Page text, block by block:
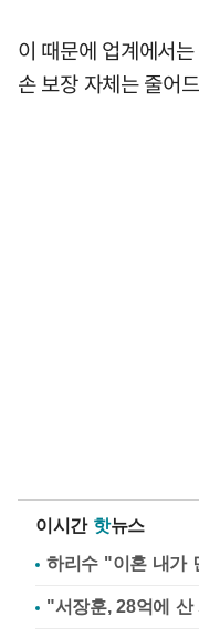
이 때문에 업계에서
손 보장 자체는 줄어
이시간 핫뉴스
하리수 "이혼 내가
"서장훈, 28억에